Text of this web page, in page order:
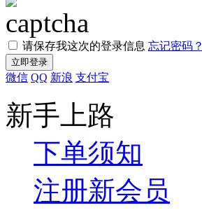
请保存我这次的登录信息 忘记密码？
微信 QQ 新浪 支付宝
新手上路
下单须知
注册新会员